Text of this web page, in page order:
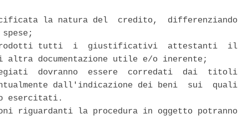
la natura del  credito,  differenziando
tutti  i  giustificativi  attestanti  il
altra documentazione utile e/o inerente;
dovranno  essere  corredati  dai  titoli
dall'indicazione dei beni  sui  quali
esercitati.
riguardanti la procedura in oggetto potranno